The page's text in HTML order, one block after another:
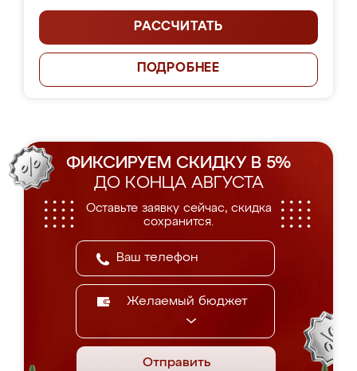
РАССЧИТАТЬ
ПОДРОБНЕЕ
ФИКСИРУЕМ СКИДКУ В 5%
ДО КОНЦА АВГУСТА
Оставьте заявку сейчас, скидка
сохранится.
Желаемый бюджет
Отправить